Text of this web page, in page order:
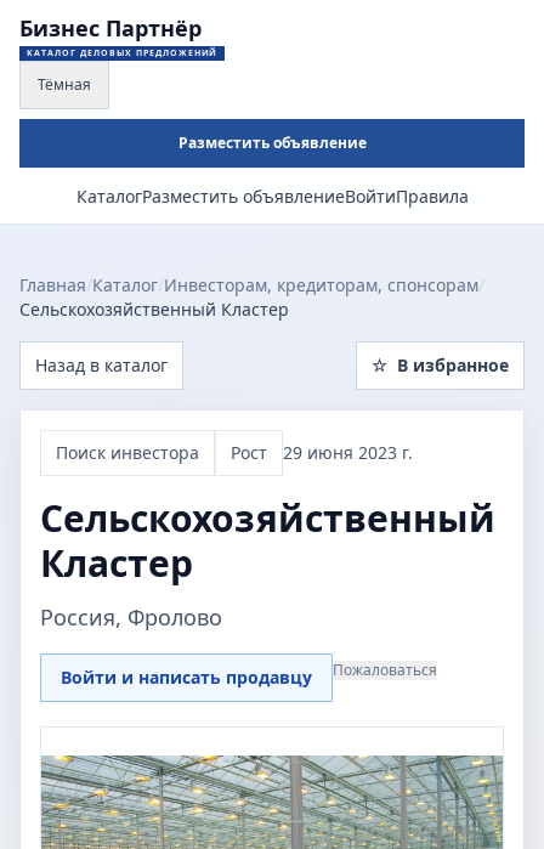
Бизнес Партнёр
КАТАЛОГ ДЕЛОВЫХ ПРЕДЛОЖЕНИЙ
Тёмная
Разместить объявление
КаталогРазместить объявлениеВойтиПравила
Главная/Каталог/Инвесторам, кредиторам, спонсорам/
Сельскохозяйственный Кластер
Назад в каталог ☆ В избранное
Поиск инвестора Рост 29 июня 2023 г.
Сельскохозяйственный
Кластер
Россия, Фролово
Войти и написать продавцу Пожаловаться